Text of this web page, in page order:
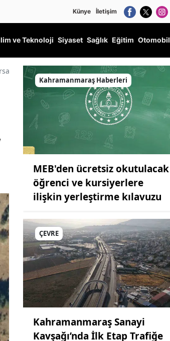
Künye İletişim
ve Teknoloji Siyaset Sağlık Eğitim Otomobil
Kahramanmaraş Haberleri
MEB'den ücretsiz okutulacak
öğrenci ve kursiyerlere
ilişkin yerleştirme kılavuzu
ÇEVRE
Kahramanmaraş Sanayi
Kavşağı’nda İlk Etap Trafiğe